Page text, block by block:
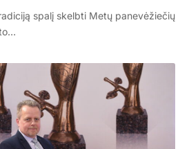
spalį skelbti Metų panevėžiečių